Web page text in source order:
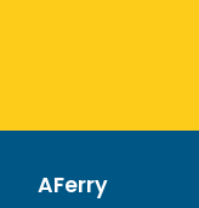
AFerry